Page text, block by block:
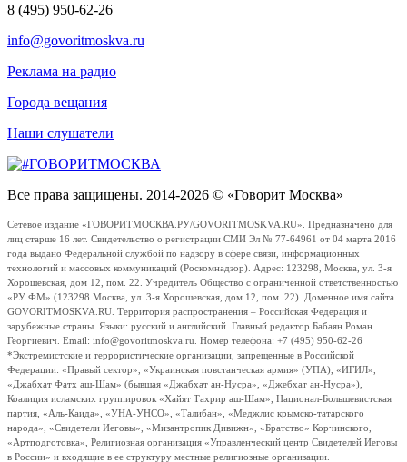
8 (495) 950-62-26
info@govoritmoskva.ru
Реклама на радио
Города вещания
Наши слушатели
Все права защищены. 2014-2026 © «Говорит Москва»
Сетевое издание «ГОВОРИТМОСКВА.РУ/GOVORITMOSKVA.RU». Предназначено для
лиц старше 16 лет. Свидетельство о регистрации СМИ Эл № 77-64961 от 04 марта 2016
года выдано Федеральной службой по надзору в сфере связи, информационных
технологий и массовых коммуникаций (Роскомнадзор). Адрес: 123298, Москва, ул. 3-я
Хорошевская, дом 12, пом. 22. Учредитель Общество с ограниченной ответственностью
«РУ ФМ» (123298 Москва, ул. 3-я Хорошевская, дом 12, пом. 22). Доменное имя сайта
GOVORITMOSKVA.RU. Территория распространения – Российская Федерация и
зарубежные страны. Языки: русский и английский. Главный редактор Бабаян Роман
Георгиевич. Email: info@govoritmoskva.ru. Номер телефона: +7 (495) 950-62-26
*Экстремистские и террористические организации, запрещенные в Российской
Федерации: «Правый сектор», «Украинская повстанческая армия» (УПА), «ИГИЛ»,
«Джабхат Фатх аш-Шам» (бывшая «Джабхат ан-Нусра», «Джебхат ан-Нусра»),
Коалиция исламских группировок «Хайят Тахрир аш-Шам», Национал-Большевистская
партия, «Аль-Каида», «УНА-УНСО», «Талибан», «Меджлис крымско-татарского
народа», «Свидетели Иеговы», «Мизантропик Дивижн», «Братство» Корчинского,
«Артподготовка», Религиозная организация «Управленческий центр Свидетелей Иеговы
в России» и входящие в ее структуру местные религиозные организации.